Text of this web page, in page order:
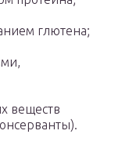
глютена;
веществ